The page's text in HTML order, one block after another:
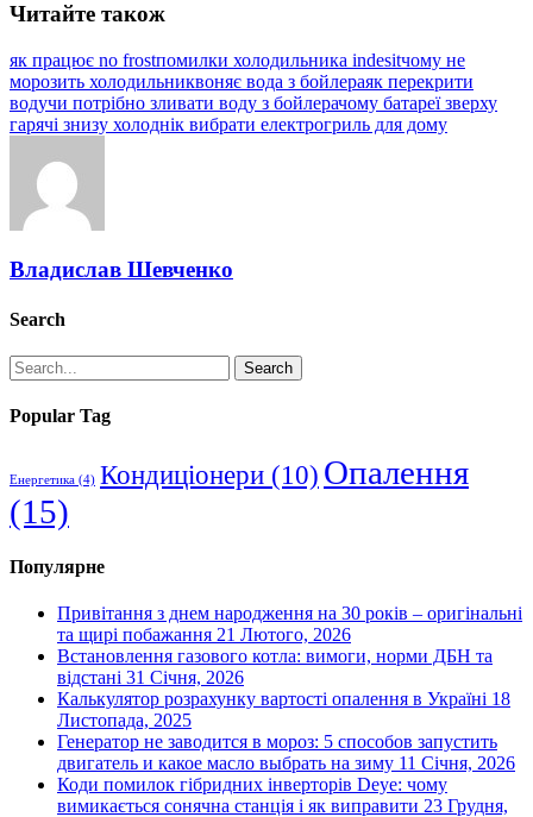
Читайте також
як працює no frostпомилки холодильника indesitчому не
морозить холодильниквоняє вода з бойлераяк перекрити
водучи потрібно зливати воду з бойлерачому батареї зверху
гарячі знизу холоднік вибрати електрогриль для дому
Владислав Шевченко
Search
Search
Popular Tag
Енергетика (4) Кондиціонери (10) Опалення
(15)
Популярне
Привітання з днем народження на 30 років – оригінальні
та щирі побажання 21 Лютого, 2026
Встановлення газового котла: вимоги, норми ДБН та
відстані 31 Січня, 2026
Калькулятор розрахунку вартості опалення в Україні 18
Листопада, 2025
Генератор не заводится в мороз: 5 способов запустить
двигатель и какое масло выбрать на зиму 11 Січня, 2026
Коди помилок гібридних інверторів Deye: чому
вимикається сонячна станція і як виправити 23 Грудня,